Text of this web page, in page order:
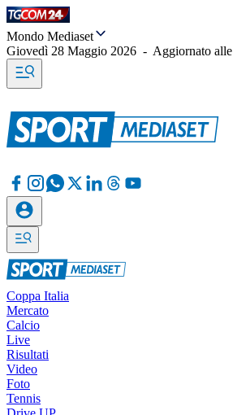
Mondo Mediaset
Giovedì 28 Maggio 2026 - Aggiornato alle
Coppa Italia
Mercato
Calcio
Live
Risultati
Video
Foto
Tennis